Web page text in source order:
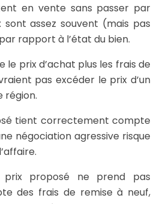
en vente sans passer par
sont assez souvent (mais pas
rapport à l’état du bien.
le prix d’achat plus les frais de
pas excéder le prix d’un
région.
tient correctement compte
négociation agressive risque
proposé ne prend pas
des frais de remise à neuf,